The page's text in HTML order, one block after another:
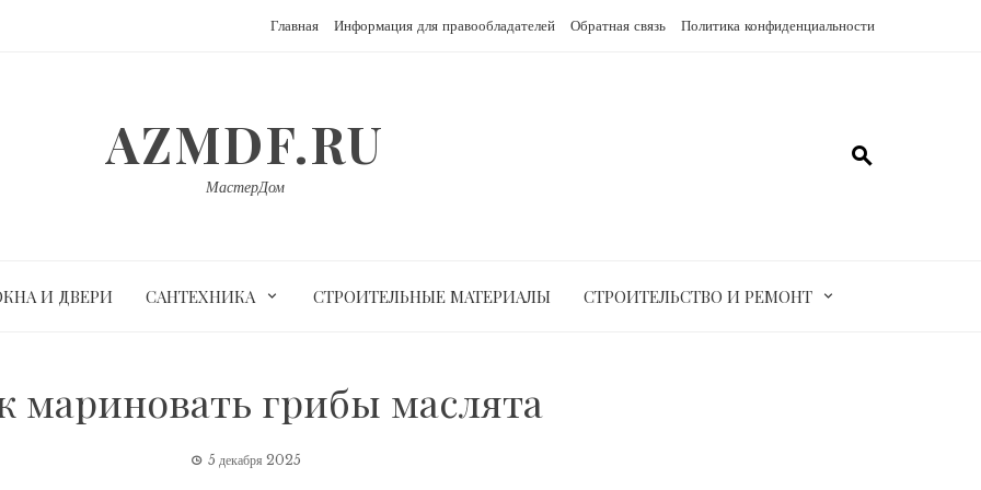
Главная Информация для правообладателей Обратная связь Политика конфиденциальности
AZMDF.RU
МастерДом
И ДВЕРИ САНТЕХНИКА СТРОИТЕЛЬНЫЕ МАТЕРИАЛЫ СТРОИТЕЛЬСТВО И РЕМОНТ
мариновать грибы маслята
5 декабря 2025